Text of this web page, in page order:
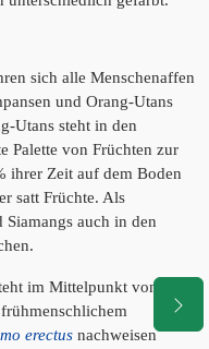
sich alle Menschenaffen
und Orang-Utans
Utans steht in den
Palette von Früchten zur
ihrer Zeit auf dem Boden
satt Früchte. Als
auch in den
im Mittelpunkt von
erectus nachweisen